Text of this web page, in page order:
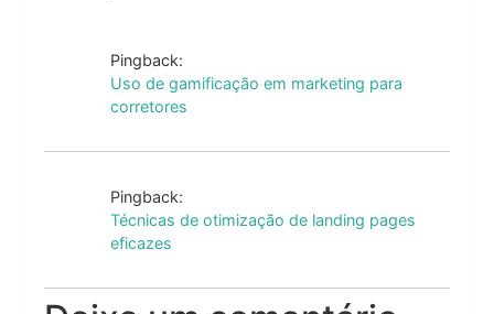
Pingback:
Uso de gamificação em marketing para
corretores
Pingback:
Técnicas de otimização de landing pages
eficazes